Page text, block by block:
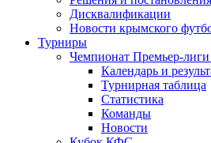
Дисквалификации
Новости крымского
Турниры
Чемпионат Премьер-
Календарь и
Турнирная таблица
Статистика
Команды
Новости